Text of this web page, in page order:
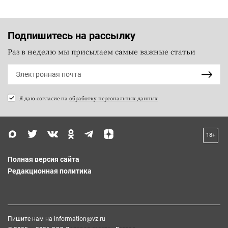
Подпишитесь на рассылку
Раз в неделю мы присылаем самые важные статьи
Я даю согласие на обработку персональных данных
18+
Полная версия сайта
Редакционная политика
Пишите нам на information@vz.ru